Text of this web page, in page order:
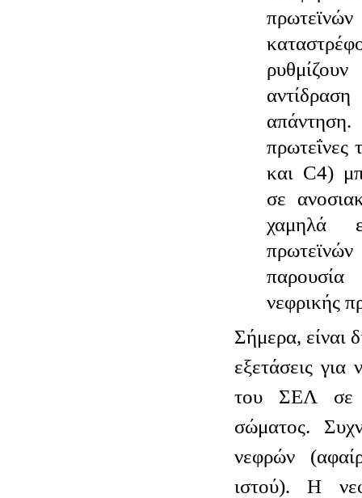
πρωτεΐνες
και C4)
σε
χαμηλά
παρουσία
νεφρικής
Σήμερα, είναι
εξετάσεις για
του ΣΕΛ σε
σώματος.
νεφρών
ιστού). Η